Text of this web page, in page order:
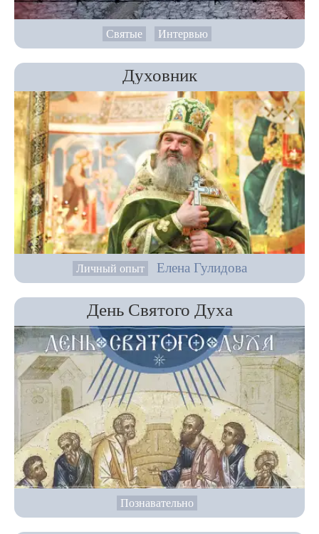
Святые Интервью
Духовник
Личный опыт Елена Гулидова
День Святого Духа
Познавательно